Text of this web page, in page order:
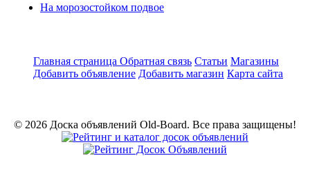
На морозостойком подвое
Главная страница Обратная связь Статьи Магазины
Добавить объявление Добавить магазин Карта сайта
© 2026 Доска объявлений Old-Board. Все права защищены!